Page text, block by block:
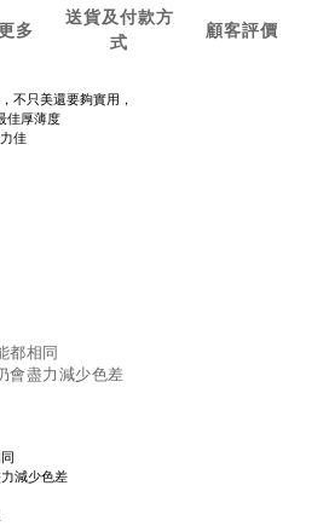
多
送貨及付款方
式
顧客評價
不只美還要夠實用，
佳厚薄度
佳
都相同
會盡力減少色差
減少色差